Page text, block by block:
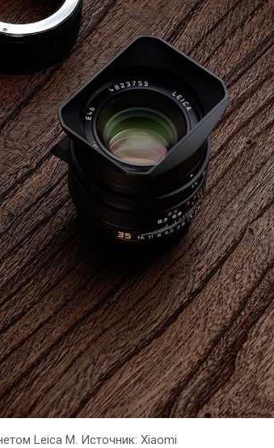
Leica M. Источник: Xiaomi